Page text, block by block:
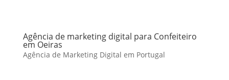
Agência de marketing digital para Confeiteiro
em Oeiras
Agência de Marketing Digital em Portugal